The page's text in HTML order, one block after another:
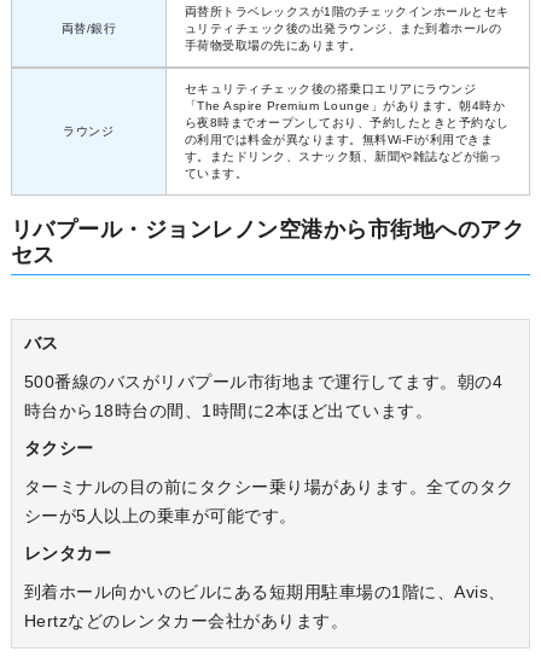
両替/銀行
両替所トラベレックスが1階のチェックインホールとセキ
ュリティチェック後の出発ラウンジ、また到着ホールの
手荷物受取場の先にあります。
ラウンジ
セキュリティチェック後の搭乗口エリアにラウンジ
「The Aspire Premium Lounge」があります。朝4時か
ら夜8時までオープンしており、予約したときと予約なし
の利用では料金が異なります。無料Wi-Fiが利用できま
す。またドリンク、スナック類、新聞や雑誌などが揃っ
ています。
リバプール・ジョンレノン空港から市街地へのアク
セス
バス
500番線のバスがリバプール市街地まで運行してます。朝の4
時台から18時台の間、1時間に2本ほど出ています。
タクシー
ターミナルの目の前にタクシー乗り場があります。全てのタク
シーが5人以上の乗車が可能です。
レンタカー
到着ホール向かいのビルにある短期用駐車場の1階に、Avis、
Hertzなどのレンタカー会社があります。